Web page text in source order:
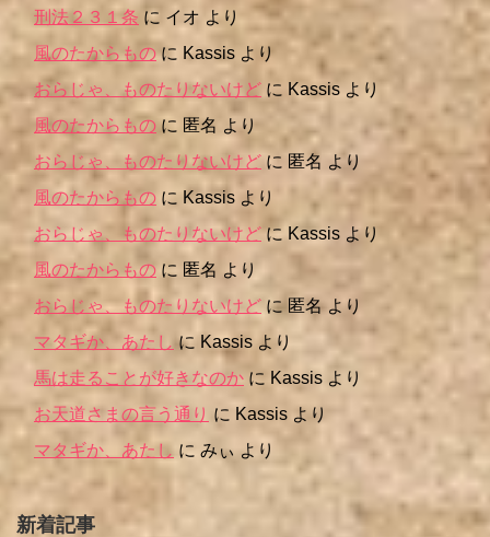
刑法２３１条 に イオ より
風のたからものに Kassis より
おらじゃ、ものたりないけど に Kassis より
風のたからもの に 匿名 より
おらじゃ、ものたりないけど に 匿名 より
風のたからもの に Kassis より
おらじゃ、ものたりないけどに Kassis より
風のたからもの に 匿名 より
おらじゃ、ものたりないけど に 匿名より
マタギか、あたし に Kassis より
馬は走ることが好きなのか に Kassis より
お天道さまの言う通り に Kassis より
マタギか、あたし に みぃ より
新着記事